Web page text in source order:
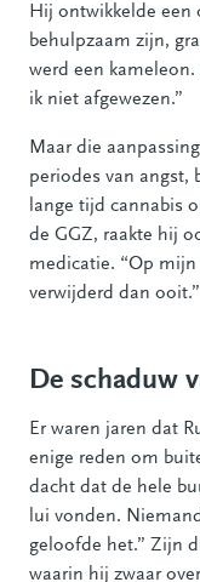
Hij ontwikkelde een
behulpzaam zijn,
werd een
ik niet afgewezen.”
Maar die
periodes van angst,
lange tijd cannabis
de GGZ, raakte hij
medicatie. “Op
verwijderd dan ooit.”
De schaduw
Er waren jaren dat
enige reden om
dacht dat de hele
lui vonden.
geloofde het.” Zijn
waarin hij zwaar